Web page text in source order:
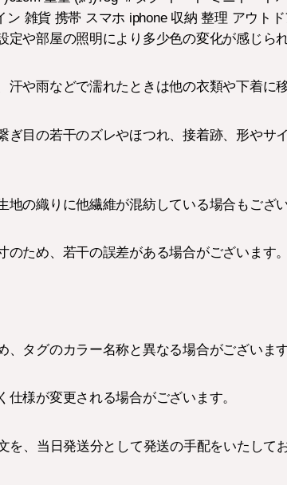
ン 雑貨 携帯 スマホ iphone 収納 整理 アウト
定や部屋の照明により多少色の変化が感じら
や雨などで濡れたときは他の衣類や下着に
目の若干のズレやほつれ、接着跡、形やサ
地の織りに他繊維が混紡している場合もござ
ため、若干の誤差がある場合がございます。
タグのカラー名称と異なる場合がございます
様が変更される場合がございます。
、当日発送分として発送の手配をいたしてお